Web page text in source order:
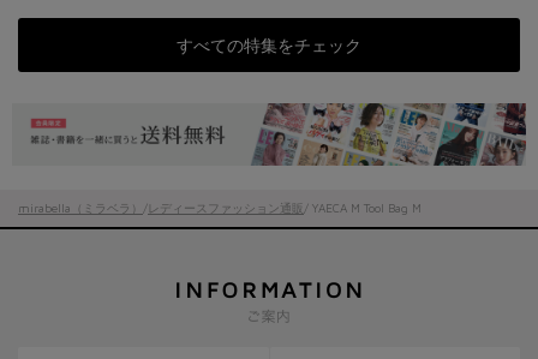
すべての特集をチェック
mirabella（ミラベラ） / レディースファッション通販 / YAECA M Tool Bag M